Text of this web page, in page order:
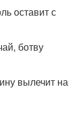
оставит с
ботву
вылечит на